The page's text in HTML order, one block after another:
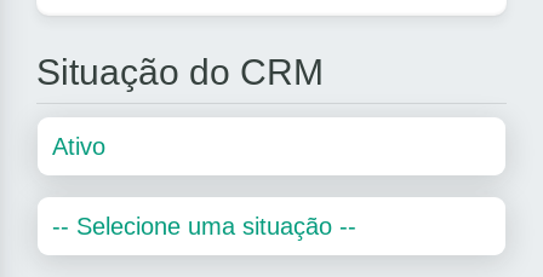
Situação do CRM